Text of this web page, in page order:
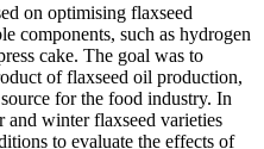
on optimising flaxseed
components, such as hydrogen
cake. The goal was to
of flaxseed oil production,
for the food industry. In
and winter flaxseed varieties
to evaluate the effects of